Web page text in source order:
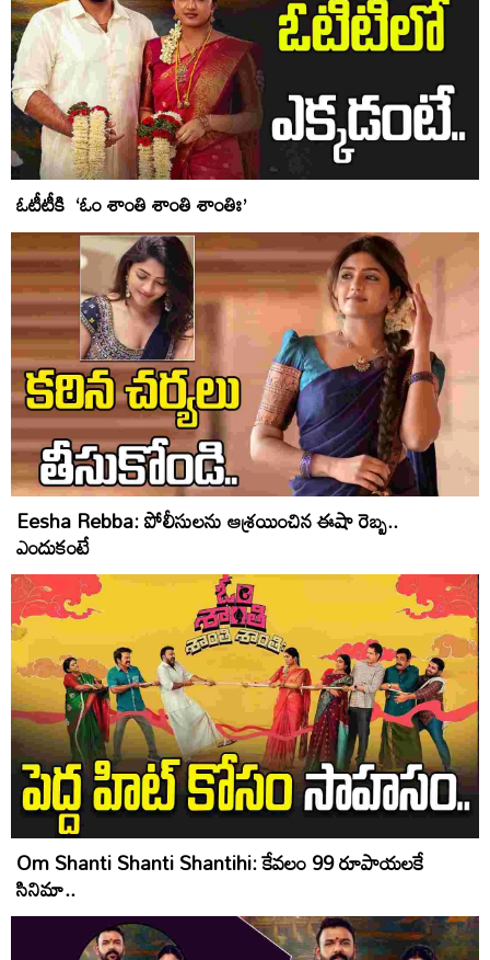
ఓటీటీకి ‘ఓం శాంతి శాంతి శాంతిః’
Eesha Rebba: పోలీసులను ఆశ్రయించిన ఈషా రెబ్బ..
ఎందుకంటే
Om Shanti Shanti Shantihi: కేవలం 99 రూపాయలకే
సినిమా..